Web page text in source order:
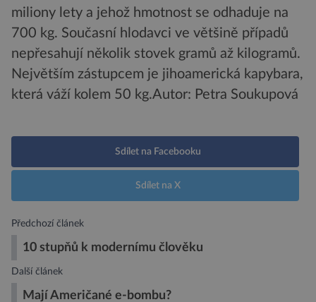
miliony lety a jehož hmotnost se odhaduje na
700 kg. Současní hlodavci ve většině případů
nepřesahují několik stovek gramů až kilogramů.
Největším zástupcem je jihoamerická kapybara,
která váží kolem 50 kg.Autor: Petra Soukupová
Sdílet na Facebooku
Sdílet na X
Předchozí článek
10 stupňů k modernímu člověku
Další článek
Mají Američané e-bombu?